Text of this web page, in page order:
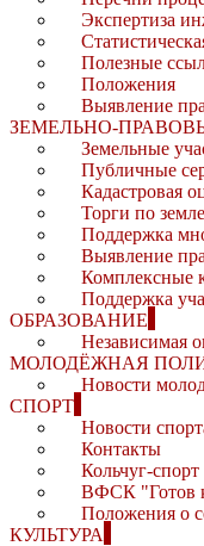
Экспертиза
Полезные
Положения
Выявление
ЗЕМЕЛЬНО-
Земельные
Публичные
Кадастровая
Торги по земле
Поддержка
Выявление
Комплексные
Поддержка
ОБРАЗОВАНИЕ
Независимая
МОЛОДЁЖНАЯ
Новости
СПОРТ
Новости
Контакты
Кольчуг-спорт
ВФСК "Готов
Положения о
КУЛЬТУРА